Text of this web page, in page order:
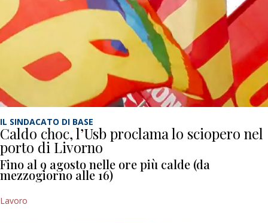
IL SINDACATO DI BASE
Caldo choc, l’Usb proclama lo sciopero nel
porto di Livorno
Fino al 9 agosto nelle ore più calde (da
mezzogiorno alle 16)
Lavoro